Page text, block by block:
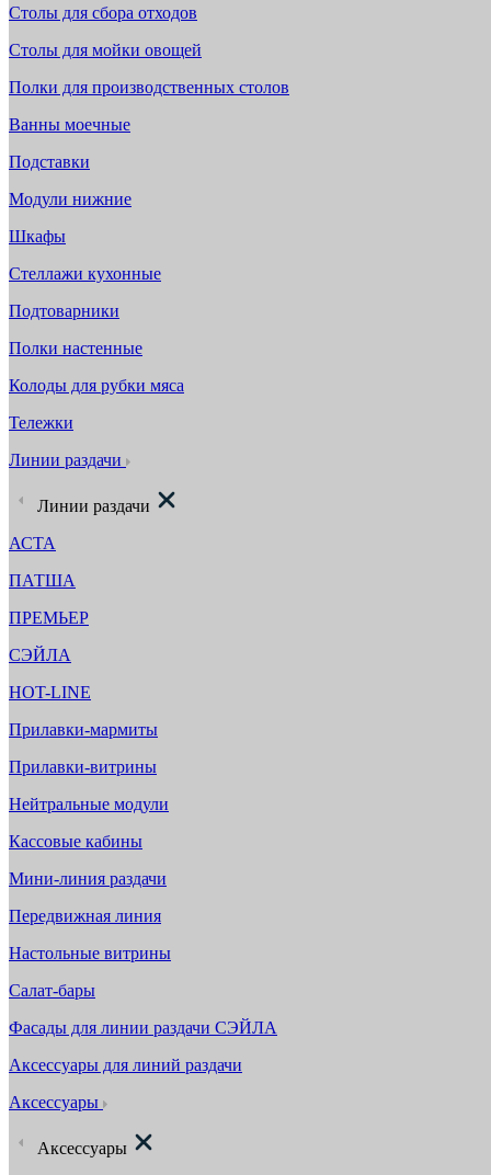
Столы для сбора отходов
Столы для мойки овощей
Полки для производственных столов
Ванны моечные
Подставки
Модули нижние
Шкафы
Стеллажи кухонные
Подтоварники
Полки настенные
Колоды для рубки мяса
Тележки
Линии раздачи
Линии раздачи
АСТА
ПАТША
ПРЕМЬЕР
СЭЙЛА
HOT-LINE
Прилавки-мармиты
Прилавки-витрины
Нейтральные модули
Кассовые кабины
Мини-линия раздачи
Передвижная линия
Настольные витрины
Салат-бары
Фасады для линии раздачи СЭЙЛА
Аксессуары для линий раздачи
Аксессуары
Аксессуары